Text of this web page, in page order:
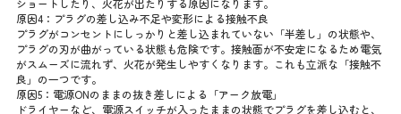
原因4：プラグの差し込み不足や変形による接触不良
プラグがコンセントにしっかりと差し込まれていない「半差し」の状態や、
プラグの刃が曲がっている状態も危険です。接触面が不安定になるため電気
がスムーズに流れず、火花が発生しやすくなります。これも立派な「接触不
良」の一つです。
原因5：電源ONのままの抜き差しによる「アーク放電」
ドライヤーなど、電源スイッチが入ったままの状態でプラグを差し込むと、